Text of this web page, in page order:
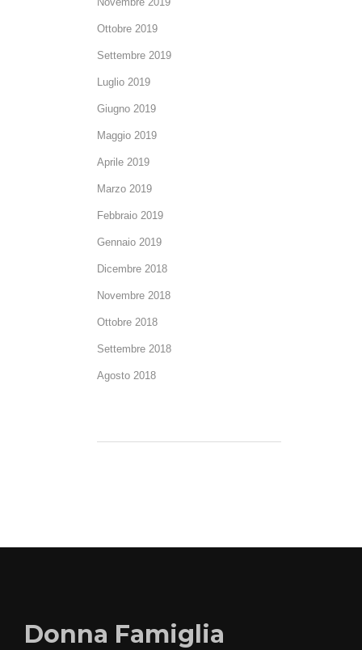
Ottobre 2019
Settembre 2019
Luglio 2019
Giugno 2019
Maggio 2019
Aprile 2019
Marzo 2019
Febbraio 2019
Gennaio 2019
Dicembre 2018
Novembre 2018
Ottobre 2018
Settembre 2018
Agosto 2018
Donna Famiglia